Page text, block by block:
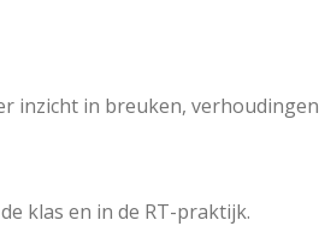
inzicht in breuken, verhoudingen
klas en in de RT-praktijk.